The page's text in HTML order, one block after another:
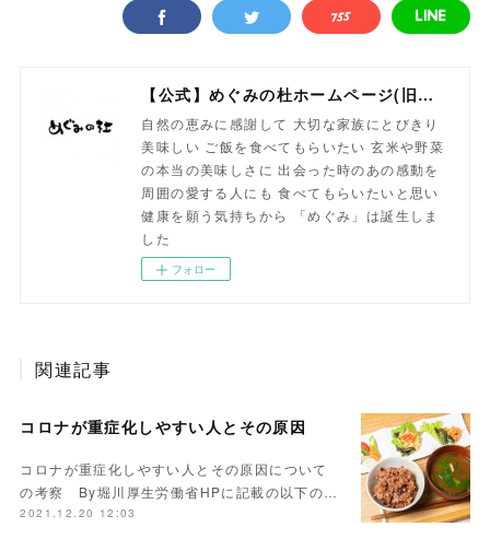
【公式】めぐみの杜ホームページ(旧自然食工房）
自然の恵みに感謝して 大切な家族にとびきり
美味しい ご飯を食べてもらいたい 玄米や野菜
の本当の美味しさに 出会った時のあの感動を
周囲の愛する人にも 食べてもらいたいと思い
健康を願う気持ちから 「めぐみ」は誕生しま
した
フォロー
関連記事
コロナが重症化しやすい人とその原因
コロナが重症化しやすい人とその原因について
の考察 By堀川厚生労働省HPに記載の以下の…
2021.12.20 12:03